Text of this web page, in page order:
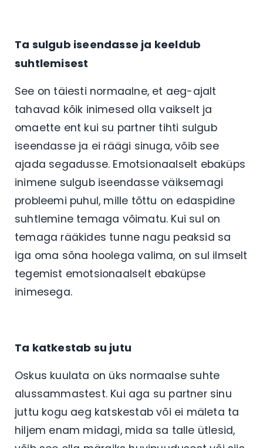
Ta sulgub iseendasse ja keeldub
suhtlemisest
See on täiesti normaalne, et aeg-ajalt
tahavad kõik inimesed olla vaikselt ja
omaette ent kui su partner tihti sulgub
iseendasse ja ei räägi sinuga, võib see
ajada segadusse. Emotsionaalselt ebaküps
inimene sulgub iseendasse väiksemagi
probleemi puhul, mille tõttu on edaspidine
suhtlemine temaga võimatu. Kui sul on
temaga rääkides tunne nagu peaksid sa
iga oma sõna hoolega valima, on sul ilmselt
tegemist emotsionaalselt ebaküpse
inimesega.
Ta katkestab su jutu
Oskus kuulata on üks normaalse suhte
alussammastest. Kui aga su partner sinu
juttu kogu aeg katskestab või ei mäleta ta
hiljem enam midagi, mida sa talle ütlesid,